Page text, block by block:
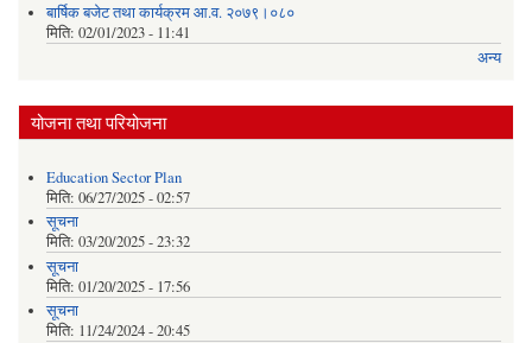
बार्षिक बजेट तथा कार्यक्रम आ.व. २०७९।०८०
मिति: 02/01/2023 - 11:41
अन्य
योजना तथा परियोजना
Education Sector Plan
मिति: 06/27/2025 - 02:57
सूचना
मिति: 03/20/2025 - 23:32
सूचना
मिति: 01/20/2025 - 17:56
सूचना
मिति: 11/24/2024 - 20:45